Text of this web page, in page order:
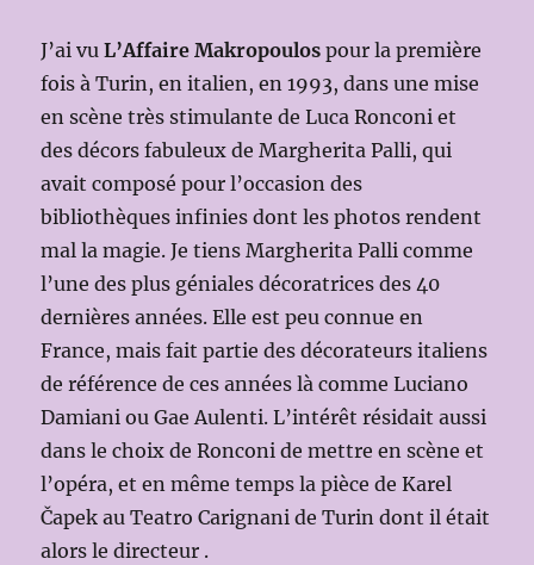
J’ai vuL’Affaire Makropoulos pour la première
fois à Turin, en italien, en 1993, dans une mise
en scène très stimulante de Luca Ronconi et
des décors fabuleux de Margherita Palli, qui
avait composé pour l’occasion des
bibliothèques infinies dont les photos rendent
mal la magie. Je tiens Margherita Palli comme
l’une des plus géniales décoratrices des 40
dernières années. Elle est peu connue en
France, mais fait partie des décorateurs italiens
de référence de ces années là comme Luciano
Damiani ou Gae Aulenti. L’intérêt résidait aussi
dans le choix de Ronconi de mettre en scène et
l’opéra, et en même temps la pièce de Karel
Čapek au Teatro Carignani de Turin dont il était
alors le directeur .